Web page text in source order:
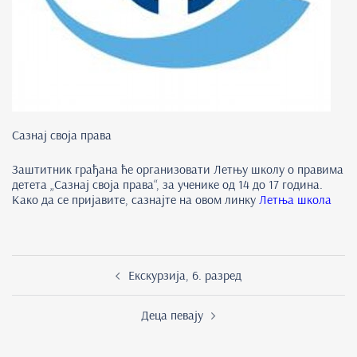
Сазнај своја права
Заштитник грађана ће организовати Летњу школу о правима
детета „Сазнај своја права“, за ученике од 14 до 17 година.
Како да се пријавите, сазнајте на овом линку Летња школа
Екскурзија, 6. разред
Деца певају